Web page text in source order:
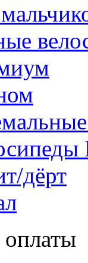
дёрт